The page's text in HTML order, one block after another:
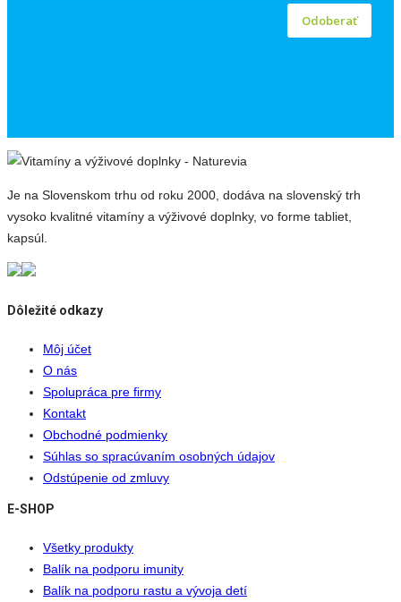
Odoberať
Je na Slovenskom trhu od roku 2000, dodáva na slovenský trh
vysoko kvalitné vitamíny a výživové doplnky, vo forme tabliet,
kapsúl.
Dôležité odkazy
Môj účet
O nás
Spolupráca pre firmy
Kontakt
Obchodné podmienky
Súhlas so spracúvaním osobných údajov
Odstúpenie od zmluvy
E-SHOP
Všetky produkty
Balík na podporu imunity
Balík na podporu rastu a vývoja detí